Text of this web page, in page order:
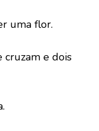
uma flor.
cruzam e dois